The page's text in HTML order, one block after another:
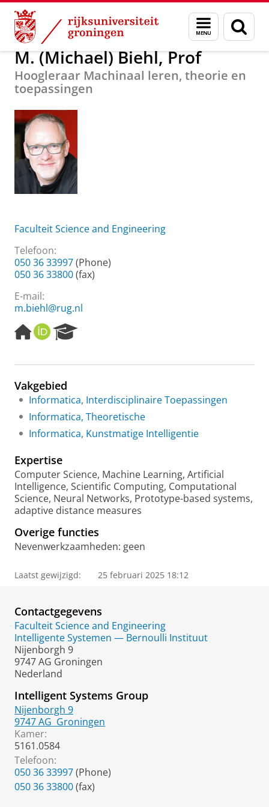
Skip
Content
Skip
Navigation
Menu
en
zoeken
Over ons M. (Michael) Biehl, Prof
M. (Michael) Biehl, Prof
Hoogleraar Machinaal leren, theorie en
toepassingen
Faculteit Science and Engineering
Telefoon:
050 36 33997(Phone)
050 36 33800(fax)
E-mail:
m.biehl@rug.nl
H
o
e
a
g
e
O
R
I
e
c
h
P
o
a
l
Vakgebied
Informatica, Interdisciplinaire Toepassingen
Informatica, Theoretische
Informatica, Kunstmatige Intelligentie
Expertise
Computer Science, Machine Learning, Artificial
Intelligence, Scientific Computing, Computational
Science, Neural Networks, Prototype-based systems,
adaptive distance measures
Overige functies
Nevenwerkzaamheden: geen
Laatst gewijzigd: 25 februari 2025 18:12
Contactgegevens
Faculteit Science and Engineering
Intelligente Systemen — Bernoulli Instituut
Nijenborgh 9
9747 AG Groningen
Nederland
Intelligent Systems Group
Nijenborgh 9
9747 AG Groningen
Kamer:
5161.0584
Telefoon:
050 36 33997(Phone)
050 36 33800(fax)